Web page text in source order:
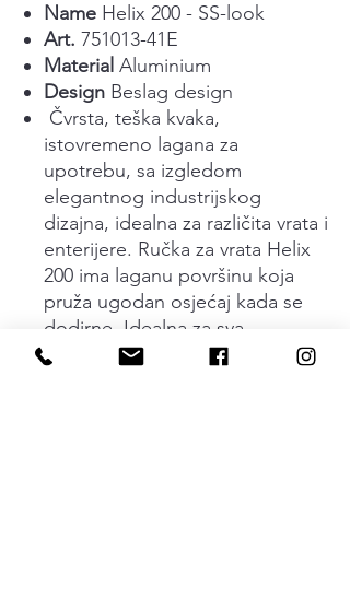
Name Helix 200 - SS-look
Art. 751013-41E
Material Aluminium
Design Beslag design
Čvrsta, teška kvaka,
istovremeno lagana za
upotrebu, sa izgledom
elegantnog industrijskog
dizajna, idealna za različita vrata i
enterijere. Ručka za vrata Helix
200 ima laganu površinu koja
pruža ugodan osjećaj kada se
dodirne. Idealna za sva
unutrašnja vrata. Kvaka ima